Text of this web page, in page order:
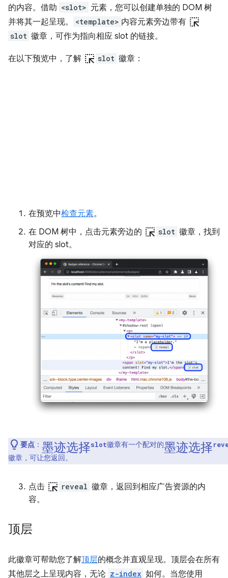
的内容。借助 <slot> 元素，您可以创建单独的 DOM 树
并将其一起呈现。
<template> 内容元素旁边带有 ink_selection
slot 徽章，可作为指向相应 slot 的链接。
在以下预览中，了解 ink_selection slot 徽章：
在预览中检查元素。
在 DOM 树中，点击元素旁边的 ink_selection slot 徽章，找到
对应的 slot。
要点 ： 墨迹选择slot徽章有一个配对的墨迹选择
徽章，可让您返回。
点击 ink_selection reveal 徽章，返回到相应广告资源的内
容。
顶层
此徽章可帮助您了解顶层的概念并直观呈现。顶层会在所有
其他层之上呈现内容，无论 z-index 如何。当您使用